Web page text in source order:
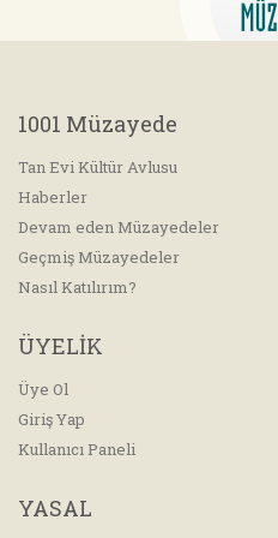
1001 Müzayede
Tan Evi Kültür Avlusu
Haberler
Devam eden Müzayedeler
Geçmiş Müzayedeler
Nasıl Katılırım?
ÜYELİK
Üye Ol
Giriş Yap
Kullanıcı Paneli
YASAL